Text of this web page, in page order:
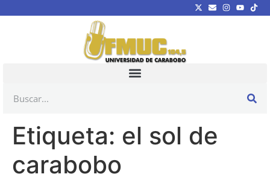
Etiqueta: el sol de
carabobo